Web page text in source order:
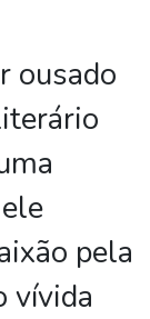
ousado
pela
vívida